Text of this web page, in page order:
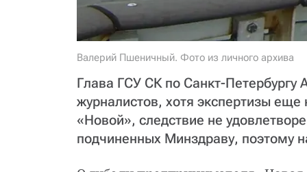
Валерий Пшеничный. Фото из личного архива
Глава ГСУ СК по Санкт-Петербургу
журналистов, хотя экспертизы
«Новой», следствие не
подчиненных Минздраву, поэтому